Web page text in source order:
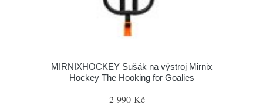
MIRNIXHOCKEY Sušák na výstroj Mirnix
Hockey The Hooking for Goalies
2 990 Kč